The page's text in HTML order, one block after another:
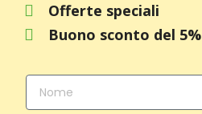
Offerte speciali
Buono sconto del 5%